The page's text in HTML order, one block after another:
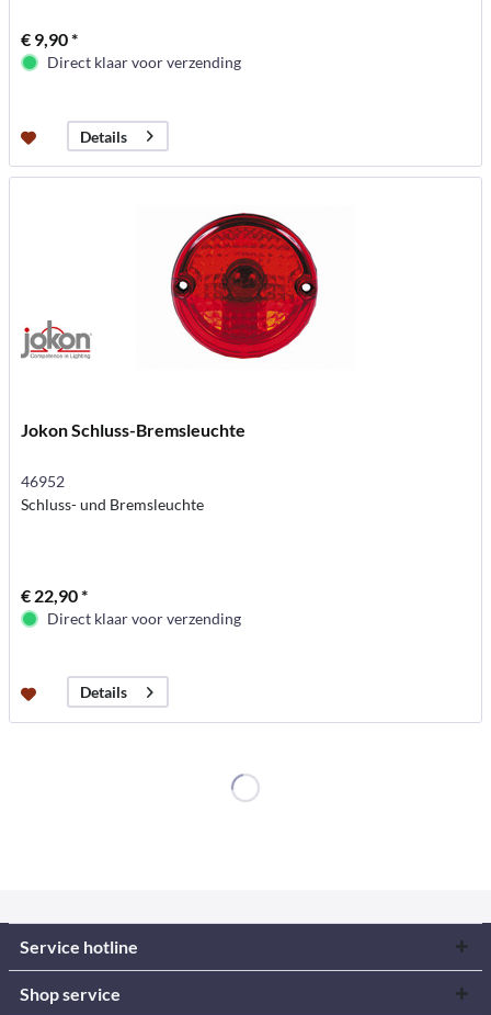
€ 9,90 *
Direct klaar voor verzending
Details
Jokon Schluss-Bremsleuchte
46952
Schluss- und Bremsleuchte
€ 22,90 *
Direct klaar voor verzending
Details
Service hotline
Shop service